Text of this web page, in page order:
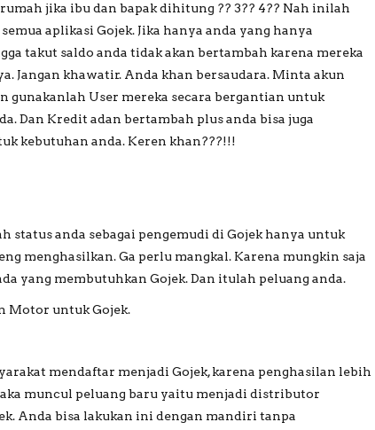
jika ibu dan bapak dihitung ?? 3?? 4?? Nah inilah
aplikasi Gojek. Jika hanya anda yang hanya
takut saldo anda tidak akan bertambah karena mereka
Jangan khawatir. Anda khan bersaudara. Minta akun
gunakanlah User mereka secara bergantian untuk
Dan Kredit adan bertambah plus anda bisa juga
kebutuhan anda. Keren khan???!!!
status anda sebagai pengemudi di Gojek hanya untuk
menghasilkan. Ga perlu mangkal. Karena mungkin saja
yang membutuhkan Gojek. Dan itulah peluang anda.
Motor untuk Gojek.
mendaftar menjadi Gojek, karena penghasilan lebih
muncul peluang baru yaitu menjadi distributor
Anda bisa lakukan ini dengan mandiri tanpa